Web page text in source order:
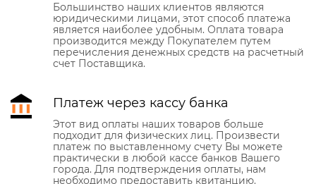
Большинство наших клиентов являются
юридическими лицами, этот способ платежа
является наиболее удобным. Оплата товара
производится между Покупателем путем
перечисления денежных средств на расчетный
счет Поставщика.
Платеж через кассу банка
Этот вид оплаты наших товаров больше
подходит для физических лиц. Произвести
платеж по выставленному счету Вы можете
практически в любой кассе банков Вашего
города. Для подтверждения оплаты, нам
необходимо предоставить квитанцию.